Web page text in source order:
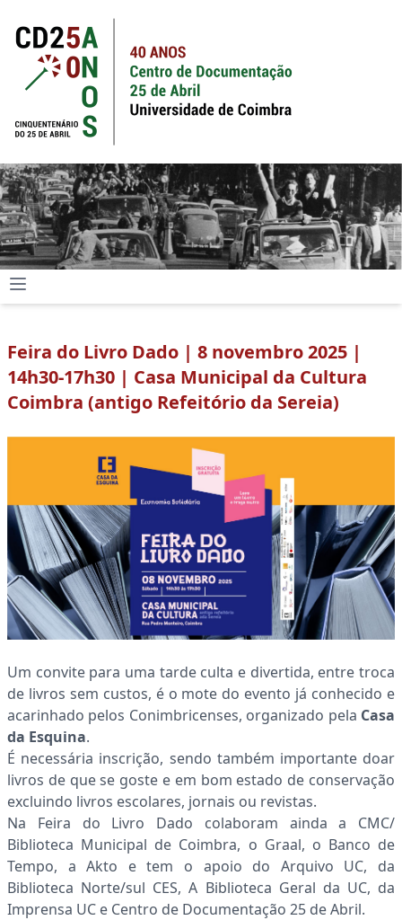
Feira do Livro Dado | 8 novembro 2025 |
14h30-17h30 | Casa Municipal da Cultura
Coimbra (antigo Refeitório da Sereia)
Um convite para uma tarde culta e divertida, entre troca
de livros sem custos, é o mote do evento já conhecido e
acarinhado pelos Conimbricenses, organizado pela Casa
da Esquina.
É necessária inscrição, sendo também importante doar
livros de que se goste e em bom estado de conservação
excluindo livros escolares, jornais ou revistas.
Na Feira do Livro Dado colaboram ainda a CMC/
Biblioteca Municipal de Coimbra, o Graal, o Banco de
Tempo, a Akto e tem o apoio do Arquivo UC, da
Biblioteca Norte/sul CES, A Biblioteca Geral da UC, da
Imprensa UC e Centro de Documentação 25 de Abril.